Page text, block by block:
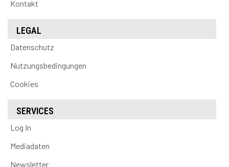
Kontakt
LEGAL
Datenschutz
Nutzungsbedingungen
Cookies
SERVICES
Log In
Mediadaten
Newsletter